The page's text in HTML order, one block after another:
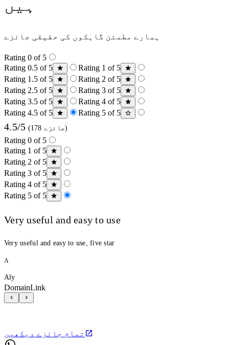
ہیں
ہمارے مطمئن گاہکوں کی حقیقی جائزے
Rating 0 of 5
Rating 0.5 of 5
Rating 1 of 5
Rating 1.5 of 5
Rating 2 of 5
Rating 2.5 of 5
Rating 3 of 5
Rating 3.5 of 5
Rating 4 of 5
Rating 4.5 of 5
Rating 5 of 5
4.5/5 (178 جائزے)
Rating 0 of 5
Rating 1 of 5
Rating 2 of 5
Rating 3 of 5
Rating 4 of 5
Rating 5 of 5
Very useful and easy to use
Very useful and easy to use, five star
A
Aly
DomainLink
تمام جائزے دیکھیں